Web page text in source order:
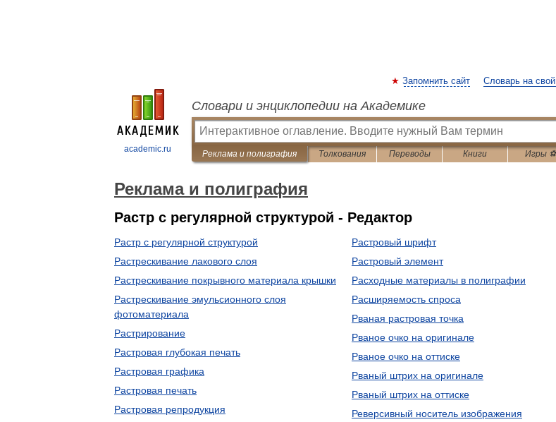
academic.ru
Запомнить сайт Словарь на
Словари и энциклопедии на Академике
Реклама и полиграфия Толкования Переводы Книги Игры ⚽
Реклама и полиграфия
Растр с регулярной структурой - Редактор
Растр с регулярной структурой
Растрескивание лакового слоя
Растрескивание покрывного материала крышки
Растрескивание эмульсионного слоя
фотоматериала
Растрирование
Растровая глубокая печать
Растровая графика
Растровая печать
Растровая репродукция
Растровый шрифт
Растровый элемент
Расходные материалы в полиграфии
Расширяемость спроса
Рваная растровая точка
Рваное очко на оригинале
Рваное очко на оттиске
Рваный штрих на оригинале
Рваный штрих на оттиске
Реверсивный носитель изображения